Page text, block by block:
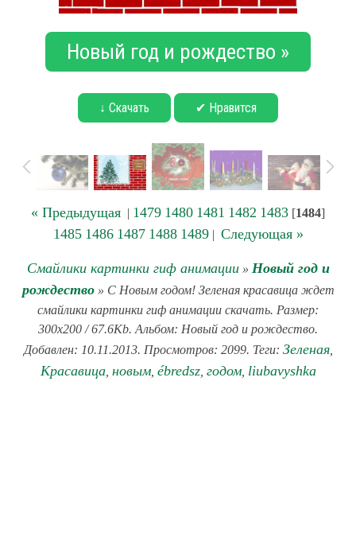
Новый год и рождество »
↓ Скачать ✔ Нравится
« Предыдущая | 1479 1480 1481 1482 1483 [1484]
1485 1486 1487 1488 1489| Следующая »
Смайлики картинки гиф анимации» Новый год и
рождество» С Новым годом! Зеленая красавица ждет
смайлики картинки гиф анимации скачать. Размер:
300x200 / 67.6Kb. Альбом: Новый год и рождество.
Добавлен: 10.11.2013. Просмотров: 2099. Теги: Зеленая,
Красавица, новым, ébredsz, годом, liubavyshka